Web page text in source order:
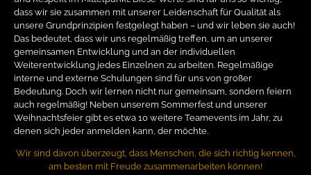
dass wir sie zusammen mit unserer Leidenschaft für Qualität als
unsere Grundprinzipien festgelegt haben – und wir leben sie auch!
Das bedeutet, dass wir uns regelmäßig treffen, um an unserer
gemeinsamen Entwicklung und an der individuellen
Weiterentwicklung jedes Einzelnen zu arbeiten. Regelmäßige
interne und externe Schulungen sind für uns von großer
Bedeutung. Doch wir lernen nicht nur gemeinsam, sondern feiern
auch regelmäßig! Neben unserem Sommerfest und unserer
Weihnachtsfeier gibt es etwa 10 weitere Teamevents im Jahr, zu
denen sich jeder anmelden kann, der möchte.
Wir sind davon überzeugt, dass Menschen, die sich richtig kennen,
am besten mit Freude zusammenarbeiten können!